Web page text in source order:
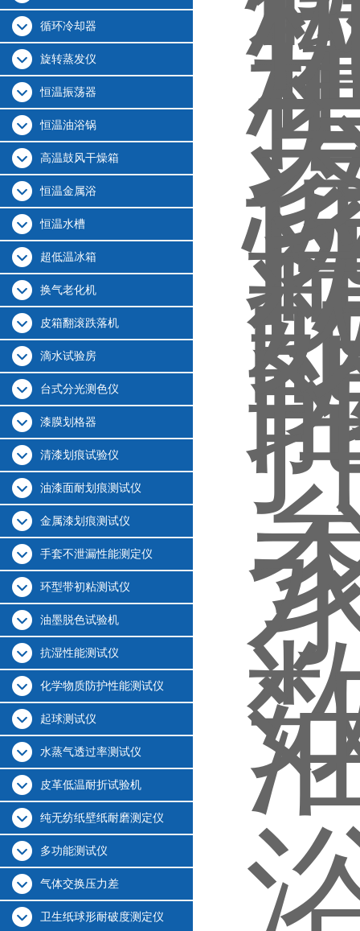
循环冷却器
旋转蒸发仪
恒温振荡器
恒温油浴锅
高温鼓风干燥箱
恒温金属浴
恒温水槽
超低温冰箱
换气老化机
皮箱翻滚跌落机
滴水试验房
台式分光测色仪
漆膜划格器
清漆划痕试验仪
油漆面耐划痕测试仪
金属漆划痕测试仪
手套不泄漏性能测定仪
环型带初粘测试仪
油墨脱色试验机
抗湿性能测试仪
化学物质防护性能测试仪
起球测试仪
水蒸气透过率测试仪
皮革低温耐折试验机
纯无纺纸壁纸耐磨测定仪
多功能测试仪
气体交换压力差
卫生纸球形耐破度测定仪